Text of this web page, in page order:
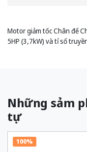
Motor giảm tốc Chân đế
5HP (3,7kW) và tỉ số
Những sảm
tự
100%